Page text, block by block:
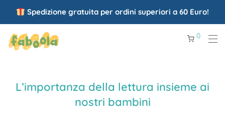
Spedizione gratuita per ordini superiori a 60 Euro!
0
L’importanza della lettura insieme ai
nostri bambini